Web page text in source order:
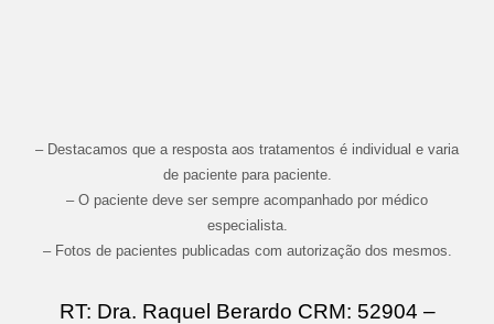
– Destacamos que a resposta aos tratamentos é individual e varia
de paciente para paciente.
– O paciente deve ser sempre acompanhado por médico
especialista.
– Fotos de pacientes publicadas com autorização dos mesmos.
RT: Dra. Raquel Berardo CRM: 52904 –